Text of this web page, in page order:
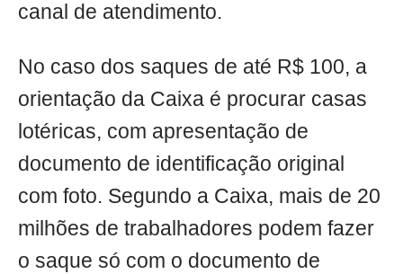
canal de atendimento.
No caso dos saques de até R$ 100, a
orientação da Caixa é procurar casas
lotéricas, com apresentação de
documento de identificação original
com foto. Segundo a Caixa, mais de 20
milhões de trabalhadores podem fazer
o saque só com o documento de